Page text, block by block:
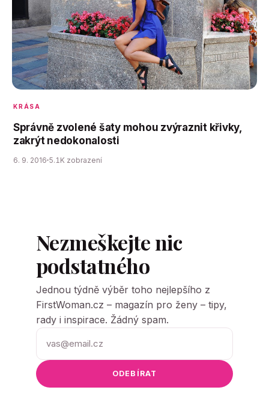
KRÁSA
Správně zvolené šaty mohou zvýraznit křivky,
zakrýt nedokonalosti
6. 9. 2016 5.1K zobrazení
Nezmeškejte nic
podstatného
Jednou týdně výběr toho nejlepšího z
FirstWoman.cz – magazín pro ženy – tipy,
rady i inspirace. Žádný spam.
ODEBÍRAT